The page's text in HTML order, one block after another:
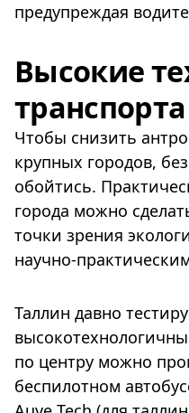
предупреждая
Высокие
транспорта
Чтобы снизить
крупных городов,
обойтись.
города можно
точки зрения
научно-
Таллин давно
по центру можно
беспилотном